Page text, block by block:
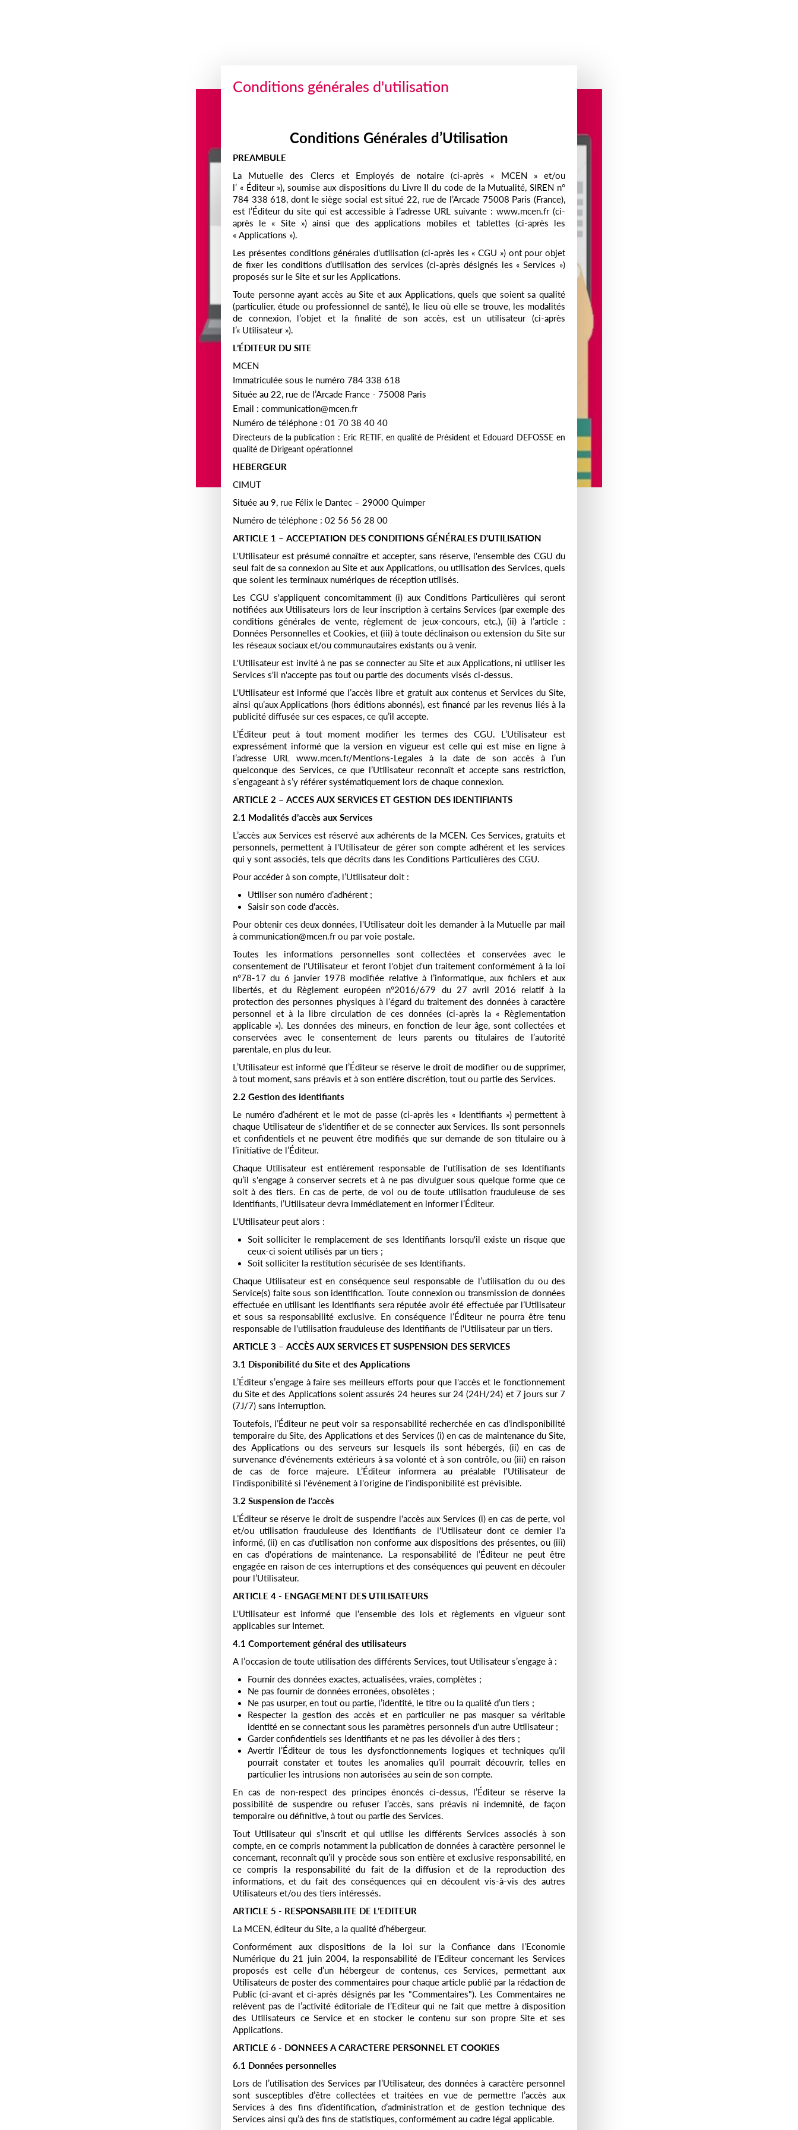
Conditions générales d'utilisation
Conditions Générales d’Utilisation
PREAMBULE
La Mutuelle des Clercs et Employés de notaire (ci-après « MCEN » et/ou
l’ « Éditeur »), soumise aux dispositions du Livre II du code de la Mutualité, SIREN n°
784 338 618, dont le siège social est situé 22, rue de l’Arcade 75008 Paris (France),
est l’Éditeur du site qui est accessible à l’adresse URL suivante : www.mcen.fr (ci-
après le « Site ») ainsi que des applications mobiles et tablettes (ci-après les
« Applications »).
Les présentes conditions générales d'utilisation (ci-après les « CGU ») ont pour objet
de fixer les conditions d’utilisation des services (ci-après désignés les « Services »)
proposés sur le Site et sur les Applications.
Toute personne ayant accès au Site et aux Applications, quels que soient sa qualité
(particulier, étude ou professionnel de santé), le lieu où elle se trouve, les modalités
de connexion, l’objet et la finalité de son accès, est un utilisateur (ci-après
l’« Utilisateur »).
L’ÉDITEUR DU SITE
MCEN
Immatriculée sous le numéro 784 338 618
Située au 22, rue de l’Arcade France - 75008 Paris
Email : communication@mcen.fr
Numéro de téléphone : 01 70 38 40 40
Directeurs de la publication : Eric RETIF, en qualité de Président et Edouard DEFOSSE en
qualité de Dirigeant opérationnel
HEBERGEUR
CIMUT
Située au 9, rue Félix le Dantec – 29000 Quimper
Numéro de téléphone : 02 56 56 28 00
ARTICLE 1 – ACCEPTATION DES CONDITIONS GÉNÉRALES D'UTILISATION
L'Utilisateur est présumé connaître et accepter, sans réserve, l'ensemble des CGU du
seul fait de sa connexion au Site et aux Applications, ou utilisation des Services, quels
que soient les terminaux numériques de réception utilisés.
Les CGU s'appliquent concomitamment (i) aux Conditions Particulières qui seront
notifiées aux Utilisateurs lors de leur inscription à certains Services (par exemple des
conditions générales de vente, règlement de jeux-concours, etc.), (ii) à l’article :
Données Personnelles et Cookies, et (iii) à toute déclinaison ou extension du Site sur
les réseaux sociaux et/ou communautaires existants ou à venir.
L'Utilisateur est invité à ne pas se connecter au Site et aux Applications, ni utiliser les
Services s'il n'accepte pas tout ou partie des documents visés ci-dessus.
L'Utilisateur est informé que l’accès libre et gratuit aux contenus et Services du Site,
ainsi qu’aux Applications (hors éditions abonnés), est financé par les revenus liés à la
publicité diffusée sur ces espaces, ce qu’il accepte.
L’Éditeur peut à tout moment modifier les termes des CGU. L’Utilisateur est
expressément informé que la version en vigueur est celle qui est mise en ligne à
l’adresse URL www.mcen.fr/Mentions-Legales à la date de son accès à l’un
quelconque des Services, ce que l’Utilisateur reconnaît et accepte sans restriction,
s’engageant à s’y référer systématiquement lors de chaque connexion.
ARTICLE 2 – ACCES AUX SERVICES ET GESTION DES IDENTIFIANTS
2.1 Modalités d’accès aux Services
L’accès aux Services est réservé aux adhérents de la MCEN. Ces Services, gratuits et
personnels, permettent à l'Utilisateur de gérer son compte adhérent et les services
qui y sont associés, tels que décrits dans les Conditions Particulières des CGU.
Pour accéder à son compte, l’Utilisateur doit :
Utiliser son numéro d’adhérent ;
Saisir son code d'accès.
Pour obtenir ces deux données, l'Utilisateur doit les demander à la Mutuelle par mail
à communication@mcen.fr ou par voie postale.
Toutes les informations personnelles sont collectées et conservées avec le
consentement de l'Utilisateur et feront l'objet d'un traitement conformément à la loi
n°78-17 du 6 janvier 1978 modifiée relative à l’informatique, aux fichiers et aux
libertés, et du Règlement européen n°2016/679 du 27 avril 2016 relatif à la
protection des personnes physiques à l’égard du traitement des données à caractère
personnel et à la libre circulation de ces données (ci-après la « Règlementation
applicable »). Les données des mineurs, en fonction de leur âge, sont collectées et
conservées avec le consentement de leurs parents ou titulaires de l’autorité
parentale, en plus du leur.
L’Utilisateur est informé que l’Éditeur se réserve le droit de modifier ou de supprimer,
à tout moment, sans préavis et à son entière discrétion, tout ou partie des Services.
2.2 Gestion des identifiants
Le numéro d’adhérent et le mot de passe (ci-après les « Identifiants ») permettent à
chaque Utilisateur de s'identifier et de se connecter aux Services. Ils sont personnels
et confidentiels et ne peuvent être modifiés que sur demande de son titulaire ou à
l’initiative de l’Éditeur.
Chaque Utilisateur est entièrement responsable de l'utilisation de ses Identifiants
qu’il s'engage à conserver secrets et à ne pas divulguer sous quelque forme que ce
soit à des tiers. En cas de perte, de vol ou de toute utilisation frauduleuse de ses
Identifiants, l’Utilisateur devra immédiatement en informer l’Éditeur.
L'Utilisateur peut alors :
Soit solliciter le remplacement de ses Identifiants lorsqu'il existe un risque que
ceux-ci soient utilisés par un tiers ;
Soit solliciter la restitution sécurisée de ses Identifiants.
Chaque Utilisateur est en conséquence seul responsable de l’utilisation du ou des
Service(s) faite sous son identification. Toute connexion ou transmission de données
effectuée en utilisant les Identifiants sera réputée avoir été effectuée par l’Utilisateur
et sous sa responsabilité exclusive. En conséquence l’Éditeur ne pourra être tenu
responsable de l'utilisation frauduleuse des Identifiants de l'Utilisateur par un tiers.
ARTICLE 3 – ACCÈS AUX SERVICES ET SUSPENSION DES SERVICES
3.1 Disponibilité du Site et des Applications
L’Éditeur s’engage à faire ses meilleurs efforts pour que l'accès et le fonctionnement
du Site et des Applications soient assurés 24 heures sur 24 (24H/24) et 7 jours sur 7
(7J/7) sans interruption.
Toutefois, l’Éditeur ne peut voir sa responsabilité recherchée en cas d'indisponibilité
temporaire du Site, des Applications et des Services (i) en cas de maintenance du Site,
des Applications ou des serveurs sur lesquels ils sont hébergés, (ii) en cas de
survenance d'événements extérieurs à sa volonté et à son contrôle, ou (iii) en raison
de cas de force majeure. L’Éditeur informera au préalable l'Utilisateur de
l'indisponibilité si l'événement à l'origine de l'indisponibilité est prévisible.
3.2 Suspension de l'accès
L’Éditeur se réserve le droit de suspendre l'accès aux Services (i) en cas de perte, vol
et/ou utilisation frauduleuse des Identifiants de l'Utilisateur dont ce dernier l'a
informé, (ii) en cas d'utilisation non conforme aux dispositions des présentes, ou (iii)
en cas d'opérations de maintenance. La responsabilité de l’Éditeur ne peut être
engagée en raison de ces interruptions et des conséquences qui peuvent en découler
pour l’Utilisateur.
ARTICLE 4 - ENGAGEMENT DES UTILISATEURS
L'Utilisateur est informé que l'ensemble des lois et règlements en vigueur sont
applicables sur Internet.
4.1 Comportement général des utilisateurs
A l’occasion de toute utilisation des différents Services, tout Utilisateur s’engage à :
Fournir des données exactes, actualisées, vraies, complètes ;
Ne pas fournir de données erronées, obsolètes ;
Ne pas usurper, en tout ou partie, l’identité, le titre ou la qualité d’un tiers ;
Respecter la gestion des accès et en particulier ne pas masquer sa véritable
identité en se connectant sous les paramètres personnels d'un autre Utilisateur ;
Garder confidentiels ses Identifiants et ne pas les dévoiler à des tiers ;
Avertir l’Éditeur de tous les dysfonctionnements logiques et techniques qu’il
pourrait constater et toutes les anomalies qu’il pourrait découvrir, telles en
particulier les intrusions non autorisées au sein de son compte.
En cas de non-respect des principes énoncés ci-dessus, l’Éditeur se réserve la
possibilité de suspendre ou refuser l’accès, sans préavis ni indemnité, de façon
temporaire ou définitive, à tout ou partie des Services.
Tout Utilisateur qui s’inscrit et qui utilise les différents Services associés à son
compte, en ce compris notamment la publication de données à caractère personnel le
concernant, reconnaît qu’il y procède sous son entière et exclusive responsabilité, en
ce compris la responsabilité du fait de la diffusion et de la reproduction des
informations, et du fait des conséquences qui en découlent vis-à-vis des autres
Utilisateurs et/ou des tiers intéressés.
ARTICLE 5 - RESPONSABILITE DE L’EDITEUR
La MCEN, éditeur du Site, a la qualité d’hébergeur.
Conformément aux dispositions de la loi sur la Confiance dans l’Economie
Numérique du 21 juin 2004, la responsabilité de l’Editeur concernant les Services
proposés est celle d’un hébergeur de contenus, ces Services, permettant aux
Utilisateurs de poster des commentaires pour chaque article publié par la rédaction de
Public (ci-avant et ci-après désignés par les "Commentaires"). Les Commentaires ne
relèvent pas de l’activité éditoriale de l’Editeur qui ne fait que mettre à disposition
des Utilisateurs ce Service et en stocker le contenu sur son propre Site et ses
Applications.
ARTICLE 6 - DONNEES A CARACTERE PERSONNEL ET COOKIES
6.1 Données personnelles
Lors de l’utilisation des Services par l’Utilisateur, des données à caractère personnel
sont susceptibles d’être collectées et traitées en vue de permettre l’accès aux
Services à des fins d’identification, d’administration et de gestion technique des
Services ainsi qu’à des fins de statistiques, conformément au cadre légal applicable.